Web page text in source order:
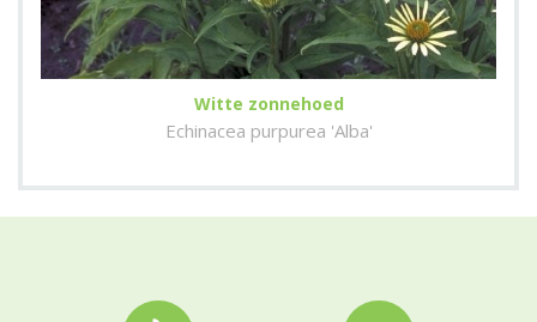
Witte zonnehoed
Echinacea purpurea 'Alba'